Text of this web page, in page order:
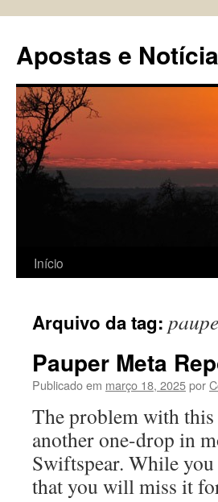
conteúdo
Apostas e
Início
Arquivo da tag:
Pauper Meta
Publicado em março 18, 2025por
The problem with
another one-drop in
Swiftspear. While
that you will miss it